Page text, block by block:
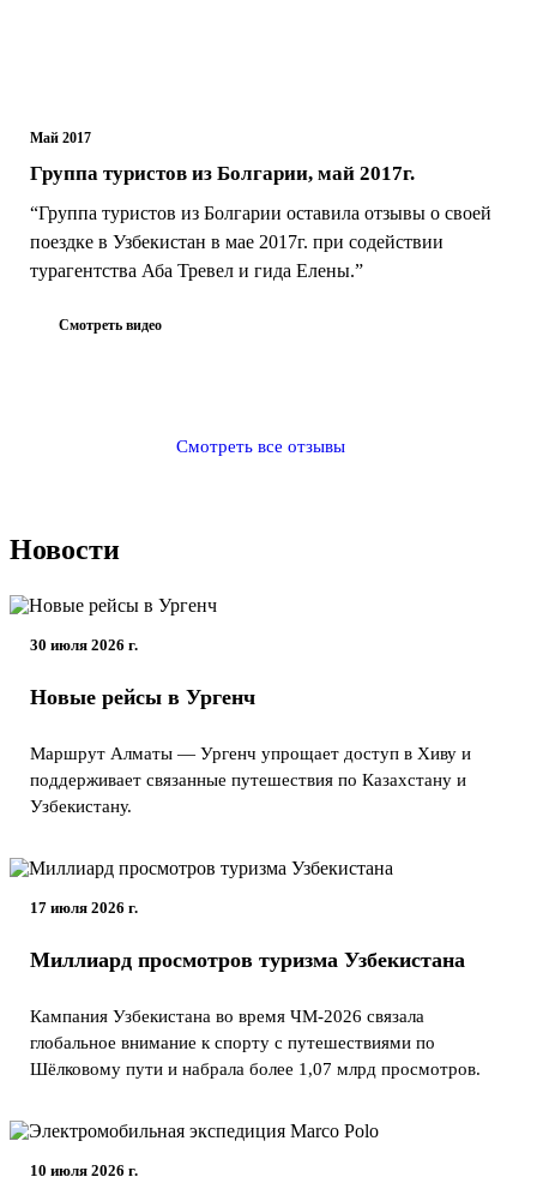
Май 2017
Группа туристов из Болгарии, май 2017г.
“Группа туристов из Болгарии оставила отзывы о своей
поездке в Узбекистан в мае 2017г. при содействии
турагентства Аба Тревел и гида Елены.”
Смотреть видео
Смотреть все отзывы
Новости
30 июля 2026 г.
Новые рейсы в Ургенч
Маршрут Алматы — Ургенч упрощает доступ в Хиву и
поддерживает связанные путешествия по Казахстану и
Узбекистану.
17 июля 2026 г.
Миллиард просмотров туризма Узбекистана
Кампания Узбекистана во время ЧМ-2026 связала
глобальное внимание к спорту с путешествиями по
Шёлковому пути и набрала более 1,07 млрд просмотров.
10 июля 2026 г.